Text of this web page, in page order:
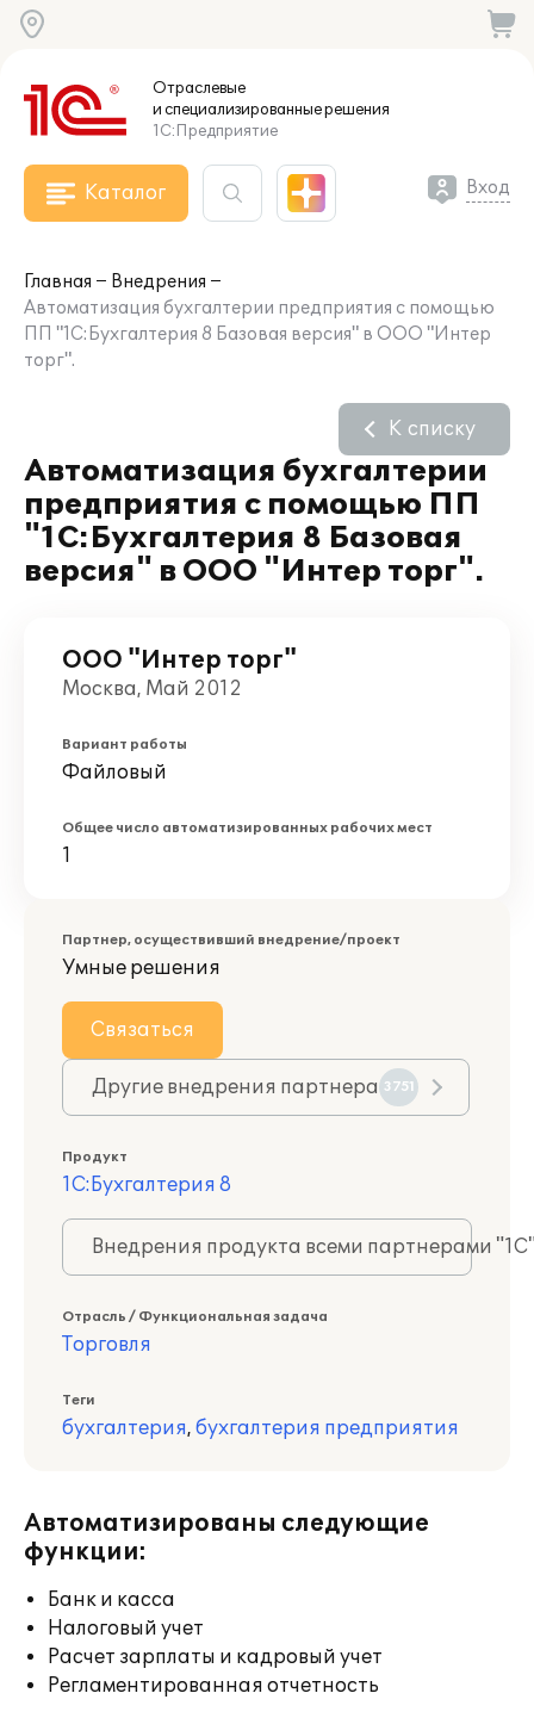
Отраслевые
и специализированныерешения
1С:Предприятие
Каталог Вход
Главная
Внедрения
Автоматизация бухгалтерии предприятия с помощью
ПП "1С:Бухгалтерия 8 Базовая версия" в ООО "Интер
торг".
Автоматизация бухгалтерии
предприятия с помощью ПП
"1С:Бухгалтерия 8 Базовая
версия" в ООО "Интер торг".
К списку
ООО "Интер торг"
Москва, Май 2012
Вариант работы
Файловый
Общее число автоматизированных рабочих мест
1
Партнер, осуществивший внедрение/проект
Умные решения
Связаться
Другие внедрения партнера 3751
Продукт
1С:Бухгалтерия 8
Внедрения продукта всеми партнерами
Отрасль / Функциональная задача
Торговля
Теги
бухгалтерия, бухгалтерия предприятия
Автоматизированы следующие
функции:
Банк и касса
Налоговый учет
Расчет зарплаты и кадровый учет
Регламентированная отчетность